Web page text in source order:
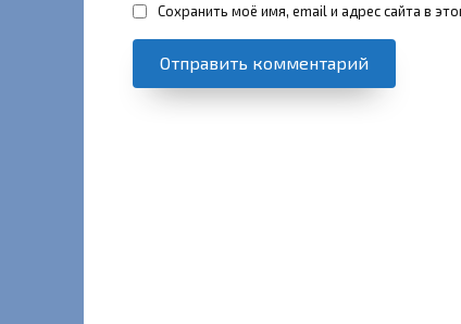
Сохранить моё имя, email и адрес сайта в